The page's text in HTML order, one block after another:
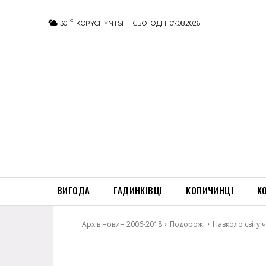
30 C KOPYCHYNTSI СЬОГОДНІ 07.08.2026
ВИГОДА ГАДИНКІВЦІ КОПИЧИНЦІ
Архів новин 2006-2018 Подорожі Навколо світу